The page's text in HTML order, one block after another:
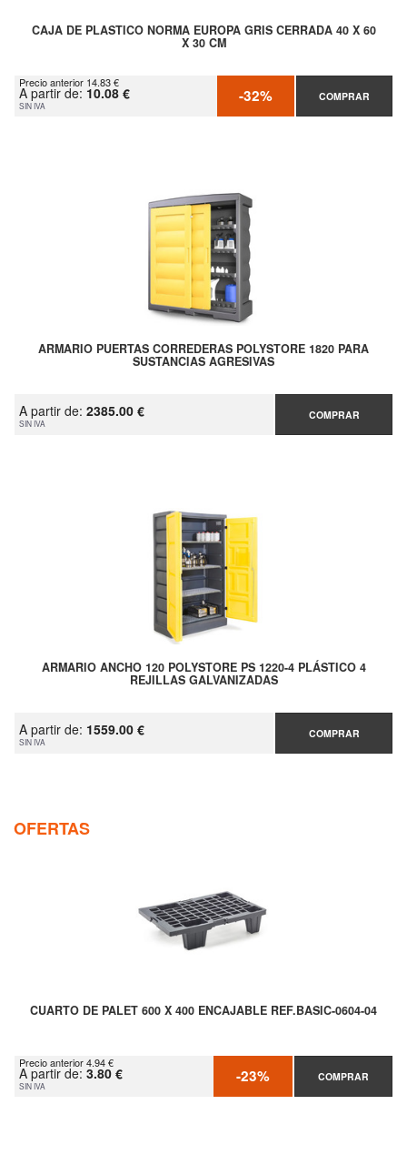
CAJA DE PLASTICO NORMA EUROPA GRIS CERRADA 40 X 60
X 30 CM
Precio anterior 14.83 €
A partir de: 10.08 €
SIN IVA -32% COMPRAR
ARMARIO PUERTAS CORREDERAS POLYSTORE 1820 PARA
SUSTANCIAS AGRESIVAS
A partir de: 2385.00 €
SIN IVA
COMPRAR
ARMARIO ANCHO 120 POLYSTORE PS 1220-4 PLÁSTICO 4
REJILLAS GALVANIZADAS
A partir de: 1559.00 €
SIN IVA
COMPRAR
OFERTAS
CUARTO DE PALET 600 X 400 ENCAJABLE REF.BASIC-0604-04
Precio anterior 4.94 €
A partir de: 3.80 €
SIN IVA -23% COMPRAR